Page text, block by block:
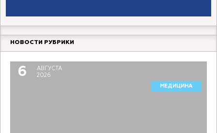
НОВОСТИ РУБРИКИ
6
АВГУСТА
2026
МЕДИЦИНА